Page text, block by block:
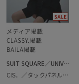
SUIT SQUARE／UNIVERSAL LANGUAGE／WHITE
CIS．／タックパネルビッグシャツ